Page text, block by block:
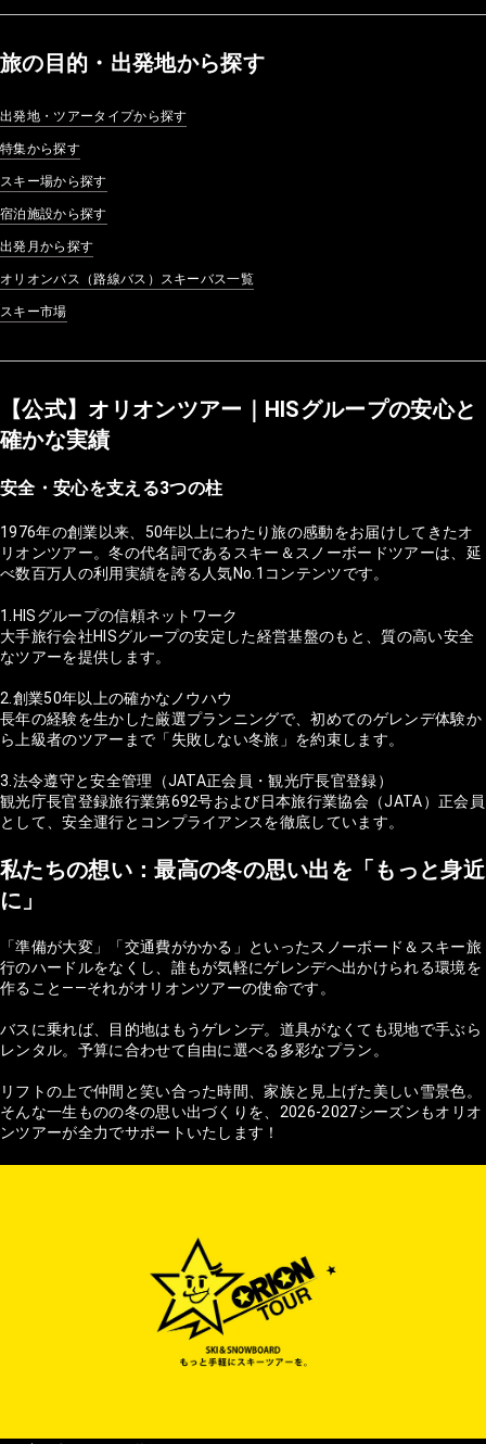
旅の目的・出発地から探す
出発地・ツアータイプから探す
特集から探す
スキー場から探す
宿泊施設から探す
出発月から探す
オリオンバス（路線バス）スキーバス一覧
スキー市場
【公式】オリオンツアー｜HISグループの安心と
確かな実績
安全・安心を支える3つの柱
1976年の創業以来、50年以上にわたり旅の感動をお届けしてきたオ
リオンツアー。冬の代名詞であるスキー＆スノーボードツアーは、延
べ数百万人の利用実績を誇る人気No.1コンテンツです。
1.HISグループの信頼ネットワーク
大手旅行会社HISグループの安定した経営基盤のもと、質の高い安全
なツアーを提供します。
2.創業50年以上の確かなノウハウ
長年の経験を生かした厳選プランニングで、初めてのゲレンデ体験か
ら上級者のツアーまで「失敗しない冬旅」を約束します。
3.法令遵守と安全管理（JATA正会員・観光庁長官登録）
観光庁長官登録旅行業第692号および日本旅行業協会（JATA）正会員
として、安全運行とコンプライアンスを徹底しています。
私たちの想い：最高の冬の思い出を「もっと身近
に」
「準備が大変」「交通費がかかる」といったスノーボード＆スキー旅
行のハードルをなくし、誰もが気軽にゲレンデへ出かけられる環境を
作ること——それがオリオンツアーの使命です。
バスに乗れば、目的地はもうゲレンデ。道具がなくても現地で手ぶら
レンタル。予算に合わせて自由に選べる多彩なプラン。
リフトの上で仲間と笑い合った時間、家族と見上げた美しい雪景色。
そんな一生ものの冬の思い出づくりを、2026-2027シーズンもオリオ
ンツアーが全力でサポートいたします！